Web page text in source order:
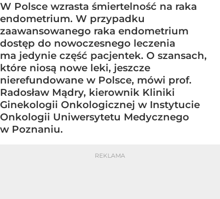
W Polsce wzrasta śmiertelność na raka
endometrium. W przypadku
zaawansowanego raka endometrium
dostęp do nowoczesnego leczenia
ma jedynie część pacjentek. O szansach,
które niosą nowe leki, jeszcze
nierefundowane w Polsce, mówi prof.
Radosław Mądry, kierownik Kliniki
Ginekologii Onkologicznej w Instytucie
Onkologii Uniwersytetu Medycznego
w Poznaniu.